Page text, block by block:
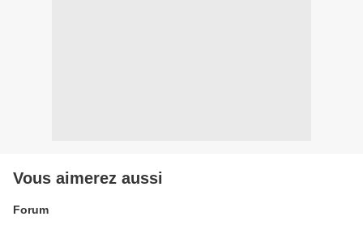
Vous aimerez aussi
Forum